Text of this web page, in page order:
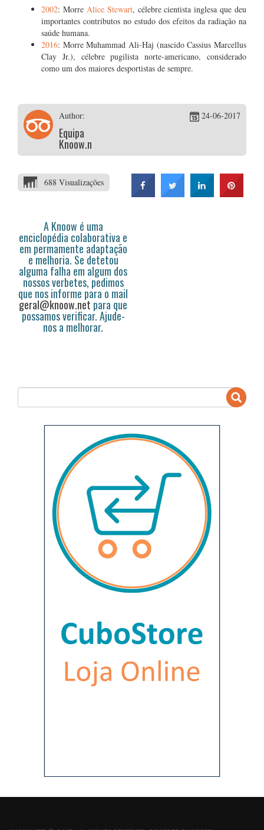
2002: Morre Alice Stewart, célebre cientista inglesa que deu
importantes contributos no estudo dos efeitos da radiação na
saúde humana.
2016: Morre Muhammad Ali-Haj (nascido Cassius Marcellus
Clay Jr.), célebre pugilista norte-americano, considerado
como um dos maiores desportistas de sempre.
Author:
Equipa
Knoow.net
24-06-2017
688 Visualizações
A Knoow é uma
enciclopédia colaborativa e
em permamente adaptação
e melhoria. Se detetou
alguma falha em algum dos
nossos verbetes, pedimos
que nos informe para o mail
geral@knoow.net para que
possamos verificar. Ajude-
nos a melhorar.